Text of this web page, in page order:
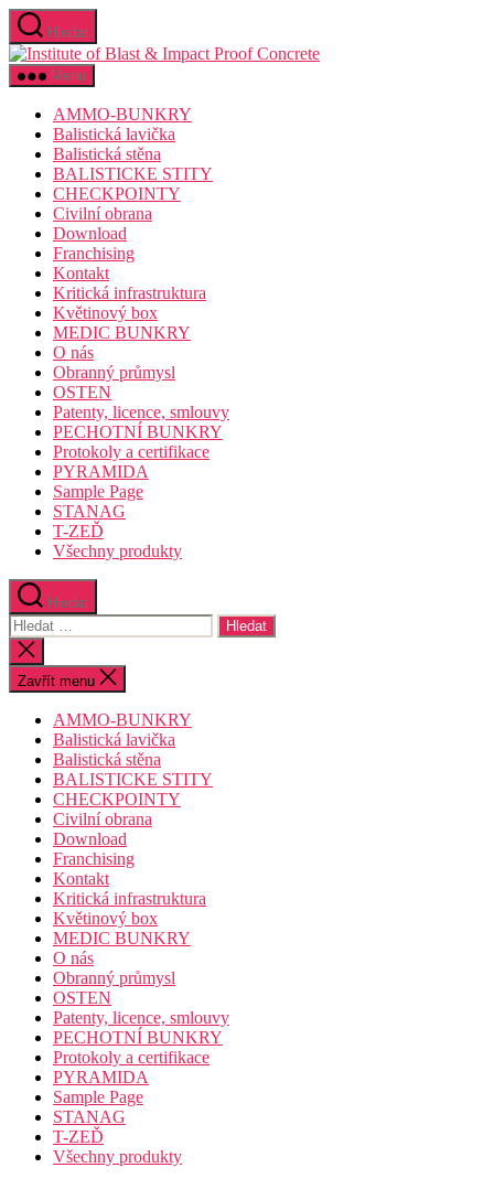
Přejít
obsahu
Hledat
Institute
Menu
AMMO-BUNKRY
Balistická lavička
Balistická stěna
BALISTICKE STITY
CHECKPOINTY
Civilní obrana
Download
Franchising
Kontakt
Kritická infrastruktura
Květinový box
MEDIC BUNKRY
O nás
Obranný průmysl
OSTEN
Patenty, licence, smlouvy
PECHOTNÍ BUNKRY
Protokoly a certifikace
PYRAMIDA
Sample Page
STANAG
T-ZEĎ
Všechny produkty
Hledat
Výsledky
vyhledávání:
Zavřít
vyhledávání
Zavřít menu
AMMO-BUNKRY
Balistická lavička
Balistická stěna
BALISTICKE STITY
CHECKPOINTY
Civilní obrana
Download
Franchising
Kontakt
Kritická infrastruktura
Květinový box
MEDIC BUNKRY
O nás
Obranný průmysl
OSTEN
Patenty, licence, smlouvy
PECHOTNÍ BUNKRY
Protokoly a certifikace
PYRAMIDA
Sample Page
STANAG
T-ZEĎ
Všechny produkty